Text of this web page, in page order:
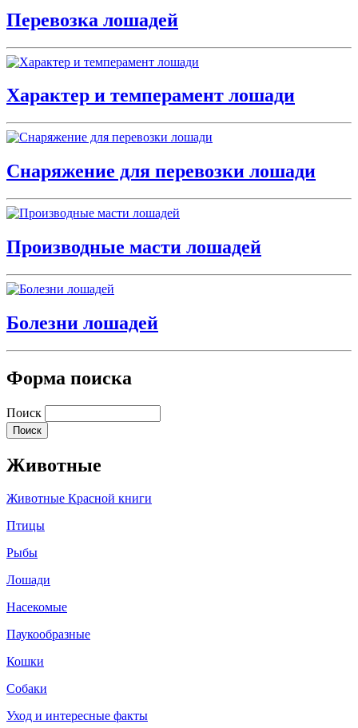
Перевозка лошадей
Характер и темперамент лошади
Снаряжение для перевозки лошади
Производные масти лошадей
Болезни лошадей
Форма поиска
Поиск
Животные
Животные Красной книги
Птицы
Рыбы
Лошади
Насекомые
Паукообразные
Кошки
Собаки
Уход и интересные факты